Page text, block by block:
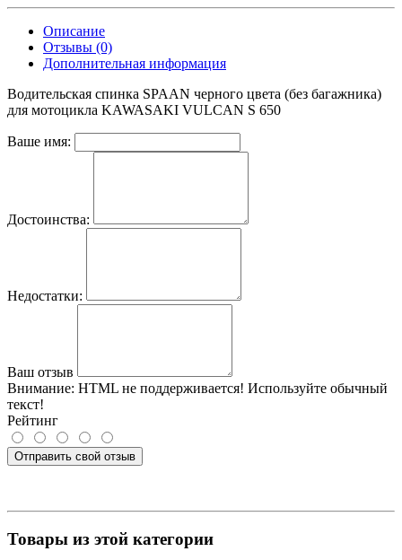
Описание
Отзывы (0)
Дополнительная информация
Водительская спинка SPAAN черного цвета (без багажника)
для мотоцикла KAWASAKI VULCAN S 650
Ваше имя:
Достоинства:
Недостатки:
Ваш отзыв
Внимание: HTML не поддерживается! Используйте обычный
текст!
Рейтинг
Отправить свой отзыв
Товары из этой категории